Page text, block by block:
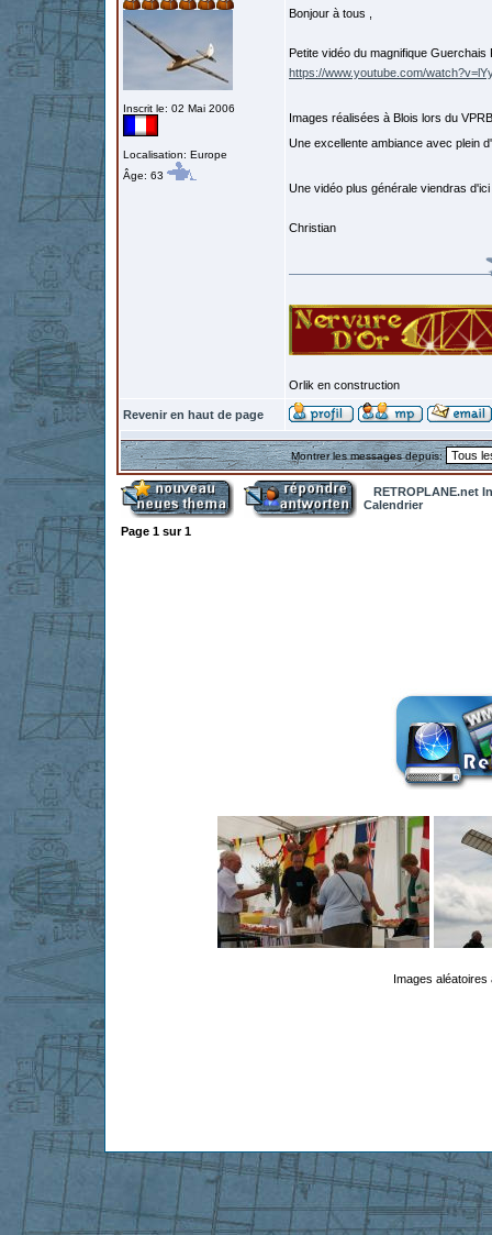
Inscrit le: 02 Mai 2006
Localisation: Europe
Âge: 63
Bonjour à tous ,
Petite vidéo du magnifique Guerchais
https://www.youtube.com/
Images réalisées à Blois lors du
Une excellente ambiance avec plein
Une vidéo plus générale viendras
Christian
Orlik en construction
Revenir en haut de page
Montrer les messages depuis:
RETROPLANE.net
Calendrier
Page 1 sur1
Images aléatoires